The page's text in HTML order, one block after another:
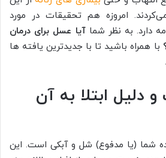
امروزه هم تحقیقات در مورد
دارد. به نظر شماآیا عسل برای درمان
با همراه باشید تا با جدیدترین یافته ها
ابتلا به آن
شما (یا مدفوع) شل و آبکی است. این